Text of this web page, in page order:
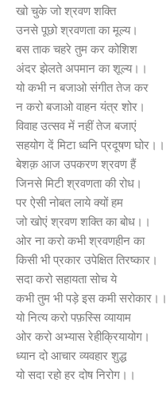
खो चुके जो श्रवण शक्ति
उनसे पूछो श्रवणता का मूल्य।
बस ताक चहरे तुम कर कोशिश
अंदर झेलते अपमान का शूल्य।।
यो कभी न बजाओ संगीत तेज कर
न करो बजाओ वाहन यंत्र शोर।
विवाह उत्सव में नहीं तेज बजाएं
सहयोग दें मिटा ध्वनि प्रदूषण घोर।।
बेशक़ आज उपकरण श्रवण हैं
जिनसे मिटी श्रवणता की रोध।
पर ऐसी नोबत लाये क्यों हम
जो खोएं श्रवण शक्ति का बोध।।
ओर ना करो कभी श्रवणहीन का
किसी भी प्रकार उपेक्षित तिरष्कार।
सदा करो सहायता सोच ये
कभी तुम भी पड़े इस कमी सरोकार।।
यो नित्य करो पफ़स्सि व्यायाम
ओर करो अभ्यास रेहीक्रियायोग।
ध्यान दो आचार व्यवहार शुद्ध
यो सदा रहो हर दोष निरोग।।